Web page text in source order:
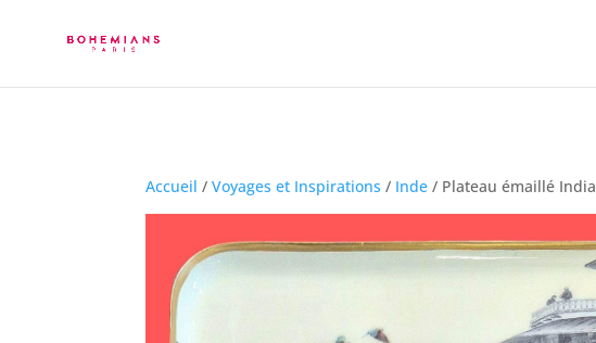
Accueil /Voyages et Inspirations / Inde / Plateau émaillé India